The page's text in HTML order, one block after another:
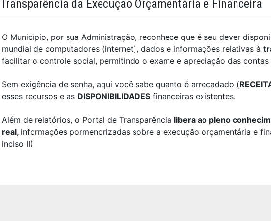
Transparência da Execução Orçamentária e Financeira
O Município, por sua Administração, reconhece que é seu dever
mundial de computadores (internet), dados e informações relativas à
facilitar o controle social, permitindo o exame e apreciação das
Sem exigência de senha, aqui você sabe quanto é arrecadado (
esses recursos e as DISPONIBILIDADESfinanceiras existentes.
Além de relatórios, o Portal de Transparência libera ao pleno
real, informações pormenorizadas sobre a execução orçamentária e
inciso II).